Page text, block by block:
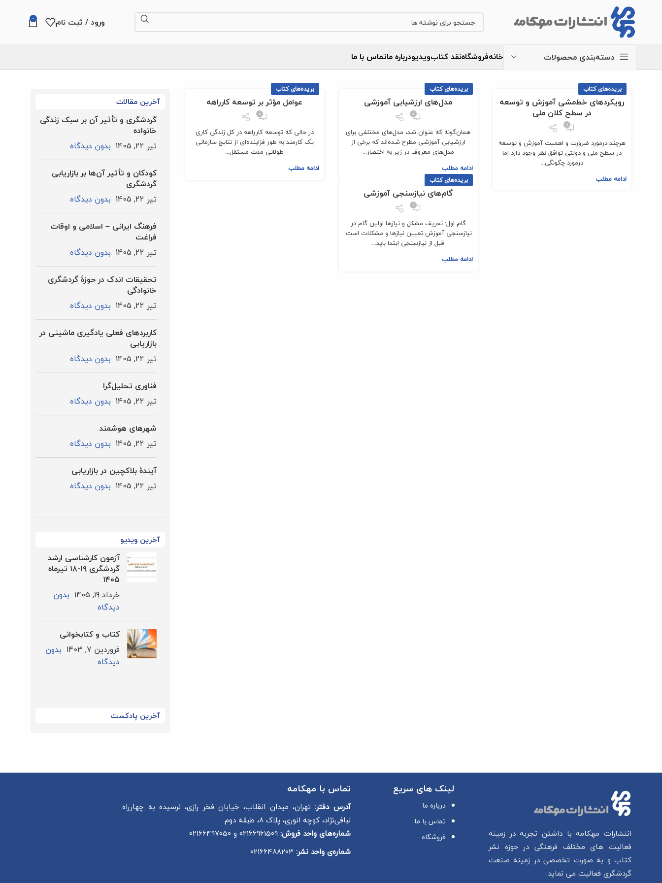
ورود / ثبت نام 0
دسته‌بندی محصولات خانهفروشگاهنقد کتابویدیودرباره‌ ماتماس با ما
بریده‌های کتاب
رویکرد‌های خط‌مشی آموزش و توسعه
در سطح کلان ملی
0
هرچند درمورد ضرورت و اهمیت آموزش و توسعه
در سطح ملی و دولتی توافق نظر وجود دارد اما
درمورد چگونگی...
ادامه مطلب
بریده‌های کتاب
مدل‌های ارزشیابی آموزشی
0
همان‌گونه که عنوان شد، مدل‌های مختلفی برای
ارزشیابی آموزشی مطرح شده‌اند که برخی از
مدل‌های معروف در زیر به اختصار...
ادامه مطلب
بریده‌های کتاب
عوامل مؤثر بر توسعه کارراهه
0
در حالی که توسعه کارراهه در کل زندگی کاری
یک کارمند به طور فزاینده‌ای از نتایج سازمانی
طولانی مدت مستقل...
ادامه مطلب
بریده‌های کتاب
گام‌های نیازسنجی آموزشی
0
گام اول: تعریف مشکل و نیازها اولین گام در
نیازسنجی آموزش تعیین نیازها و مشکلات است.
قبل از نیازسنجی ابتدا باید...
ادامه مطلب
آخرین مقالات
گردشگری و تأثیر آن بر سبک زندگی
خانواده
تیر 22, 1405
بدون دیدگاه
کودکان و تأثیر آن‌ها بر بازاریابی
گردشگری
تیر 22, 1405
بدون دیدگاه
فرهنگ ایرانی – اسلامی و اوقات
فراغت
تیر 22, 1405
بدون دیدگاه
تحقیقات اندک در حوزۀ گردشگری
خانوادگی
تیر 22, 1405
بدون دیدگاه
کاربردهای فعلی یادگیری ماشینی در
بازاریابی
تیر 22, 1405
بدون دیدگاه
فناوری تحلیل‌گرا
تیر 22, 1405
بدون دیدگاه
شهرهای هوشمند
تیر 22, 1405
بدون دیدگاه
آیندۀ بلاکچین در بازاریابی
تیر 22, 1405
بدون دیدگاه
آخرین ویدیو
آزمون کارشناسی ارشد
گردشگری ۱۹-۱۸ تیرماه
۱۴۰۵
خرداد 19, 1405
بدون
دیدگاه
کتاب و کتابخوانی
فروردین 7, 1403
بدون
دیدگاه
آخرین پادکست
انتشارات مهکامه با داشتن تجربه در زمینه
فعالیت های مختلف فرهنگی در حوزه نشر
کتاب و به صورت تخصصی در زمینه صنعت
گردشگری فعالیت می نماید.
لینک های سریع
درباره ما
تماس با ما
فروشگاه
تماس با مهکامه
آدرس دفتر:تهران، میدان انقلاب، خیابان فخر رازی، نرسیده به چهارراه
لبافی‌نژاد، کوچه انوری، پلاک 8، طبقه دوم
شماره‌های واحد فروش:02166961509 و 02166497050
شماره‌‌ی واحد نشر: